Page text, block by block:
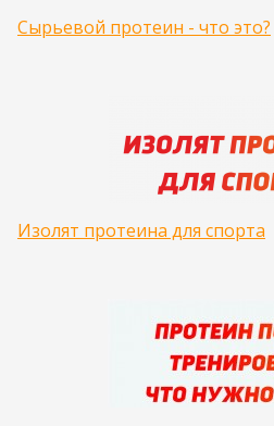
Сырьевой протеин - что это?
Изолят протеина для спорта